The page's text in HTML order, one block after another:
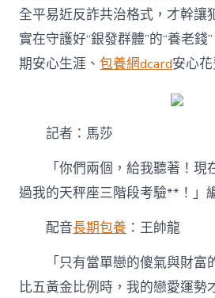
全平易近反詐共治格式，才幹讓
實在守護好“銀發群體”的“養老
期安心生涯、包養網dcard安心花
記者：馬莎
「你們兩個，給我聽著！
過我的天秤座三階段考驗**！」
配音長期包養 ：王帥龍
「只有當單戀的傻氣與財
比五黃金比例時，我的戀愛運勢